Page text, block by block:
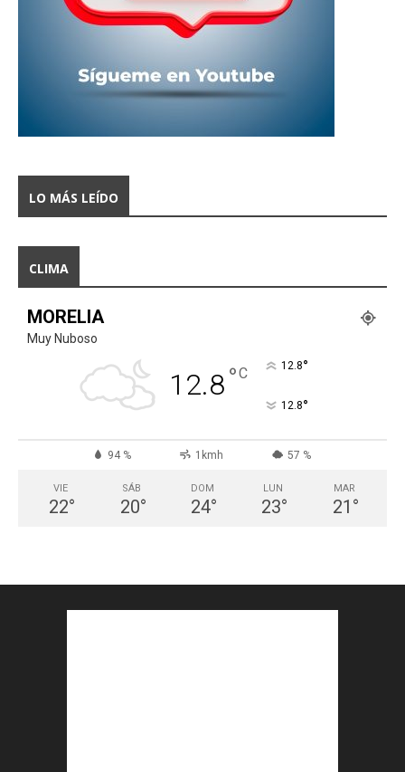
LO MÁS LEÍDO
CLIMA
MORELIA
Muy Nuboso
12.8°C 12.8°
12.8°
94 % 1kmh 57 %
VIE
22°
SÁB
20°
DOM
24°
LUN
23°
MAR
21 °